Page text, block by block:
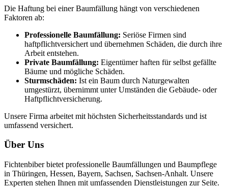
Die Haftung bei einer Baumfällung hängt von verschiedenen
Faktoren ab:
Professionelle Baumfällung: Seriöse Firmen sind
haftpflichtversichert und übernehmen Schäden, die durch ihre
Arbeit entstehen.
Private Baumfällung: Eigentümer haften für selbst gefällte
Bäume und mögliche Schäden.
Sturmschäden: Ist ein Baum durch Naturgewalten
umgestürzt, übernimmt unter Umständen die Gebäude- oder
Haftpflichtversicherung.
Unsere Firma arbeitet mit höchsten Sicherheitsstandards und ist
umfassend versichert.
Über Uns
Fichtenbiber bietet professionelle Baumfällungen und Baumpflege
in Thüringen, Hessen, Bayern, Sachsen, Sachsen-Anhalt. Unsere
Experten stehen Ihnen mit umfassenden Dienstleistungen zur Seite.